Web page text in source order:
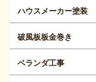
ハウスメーカー塗装
破風板板金巻き
ベランダ工事